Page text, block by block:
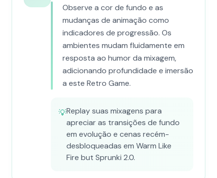
Observe a cor de fundo e as
mudanças de animação como
indicadores de progressão. Os
ambientes mudam fluidamente em
resposta ao humor da mixagem,
adicionando profundidade e imersão
a este Retro Game.
💡Replay suas mixagens para
apreciar as transições de fundo
em evolução e cenas recém-
desbloqueadas em Warm Like
Fire but Sprunki 2.0.